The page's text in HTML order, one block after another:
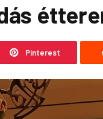
Pinterest